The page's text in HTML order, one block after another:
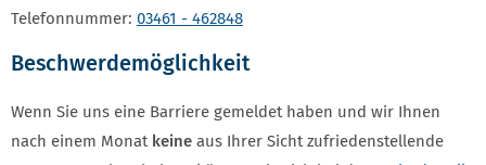
Telefonnummer: 03461 - 462848
Beschwerdemöglichkeit
Wenn Sie uns eine Barriere gemeldet haben und wir Ihnen
nach einem Monat keine aus Ihrer Sicht zufriedenstellende